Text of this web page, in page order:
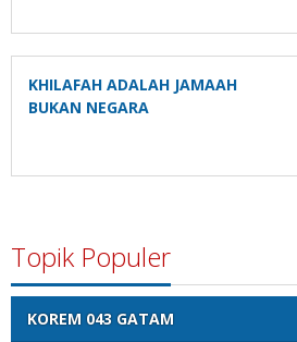
KHILAFAH ADALAH JAMAAH
BUKAN NEGARA
Topik Populer
KOREM 043 GATAM